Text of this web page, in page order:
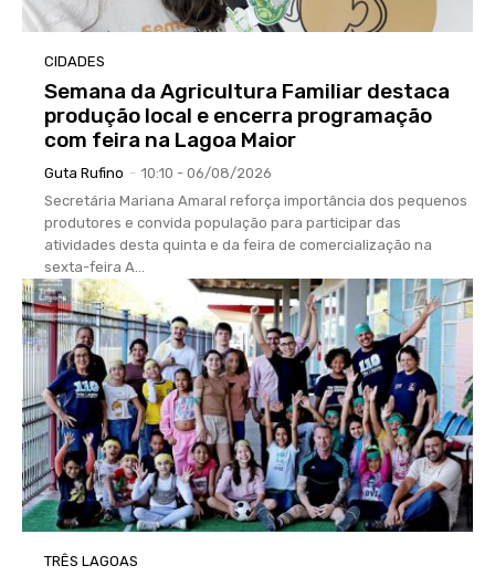
CIDADES
Semana da Agricultura Familiar destaca
produção local e encerra programação
com feira na Lagoa Maior
Guta Rufino - 10:10 - 06/08/2026
Secretária Mariana Amaral reforça importância dos pequenos
produtores e convida população para participar das
atividades desta quinta e da feira de comercialização na
sexta-feira A...
TRÊS LAGOAS